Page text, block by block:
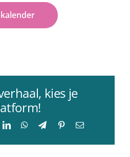
kies je
LinkedInWhatsApp
TelegramPinterest
E-